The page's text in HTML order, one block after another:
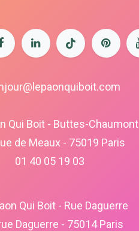
Qui Boit - Buttes-Chaumont
de Meaux - 75019 Paris
01 40 05 19 03
Qui Boit - Rue Daguerre
Daguerre - 75014 Paris